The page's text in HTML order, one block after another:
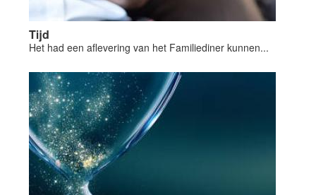
Tijd
Het had een aflevering van het Familiediner kunnen...